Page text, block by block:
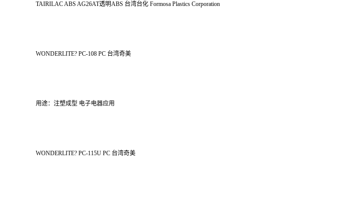
TAIRILAC ABS AG26AT透明ABS 台湾台化 Formosa Plastics Corporation
WONDERLITE? PC-108 PC 台湾奇美
用途：注塑成型 电子电器应用
WONDERLITE? PC-115U PC 台湾奇美